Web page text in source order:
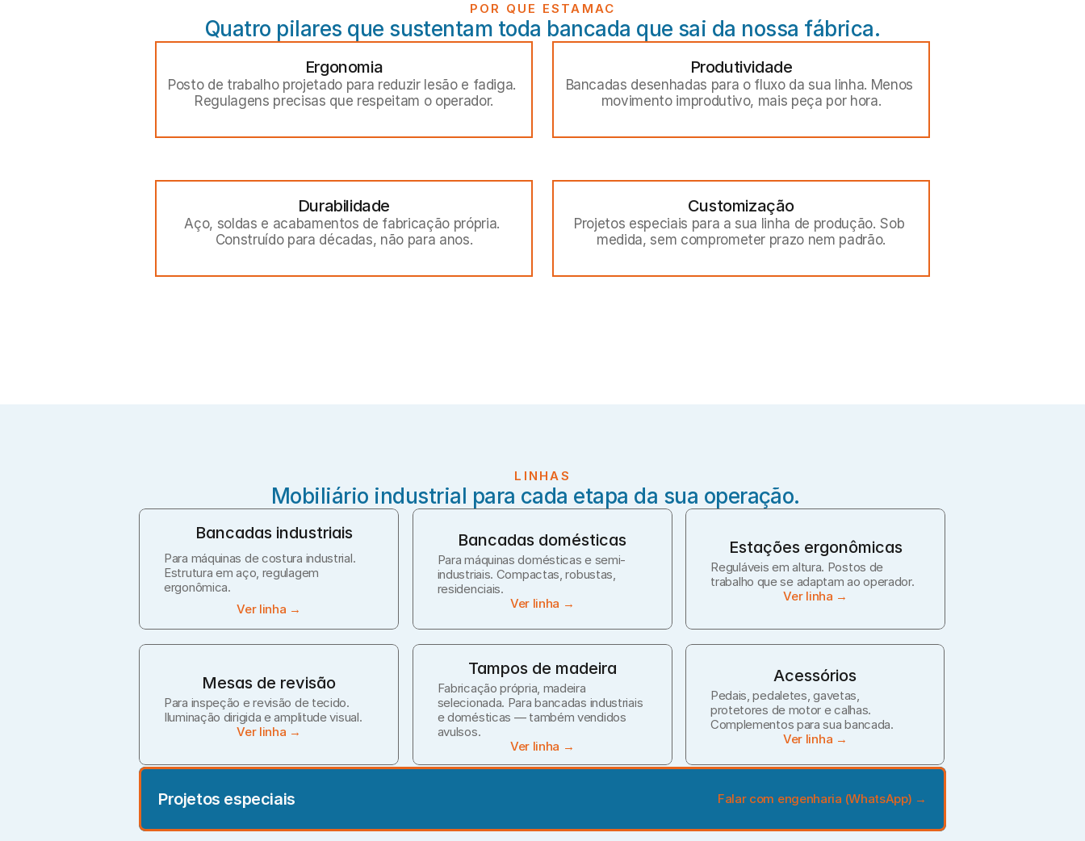
POR QUE ESTAMAC
Quatro pilares que sustentam toda bancada que sai da nossa fábrica.
Ergonomia
Posto de trabalho projetado para reduzir lesão e fadiga.
Regulagens precisas que respeitam o operador.
Produtividade
Bancadas desenhadas para o fluxo da sua linha. Menos
movimento improdutivo, mais peça por hora.
Durabilidade
Aço, soldas e acabamentos de fabricação própria.
Construído para décadas, não para anos.
Customização
Projetos especiais para a sua linha de produção. Sob
medida, sem comprometer prazo nem padrão.
LINHAS
Mobiliário industrial para cada etapa da sua operação.
Bancadas industriais
Para máquinas de costura industrial.
Estrutura em aço, regulagem
ergonômica.
Ver linha →
Bancadas domésticas
Para máquinas domésticas e semi-
industriais. Compactas, robustas,
residenciais.
Ver linha →
Estações ergonômicas
Reguláveis em altura. Postos de
trabalho que se adaptam ao operador.
Ver linha →
Mesas de revisão
Para inspeção e revisão de tecido.
Iluminação dirigida e amplitude visual.
Ver linha →
Tampos de madeira
Fabricação própria, madeira
selecionada. Para bancadas industriais
e domésticas — também vendidos
avulsos.
Ver linha →
Acessórios
Pedais, pedaletes, gavetas,
protetores de motor e calhas.
Complementos para sua bancada.
Ver linha →
Projetos especiais Falar com engenharia (WhatsApp) →